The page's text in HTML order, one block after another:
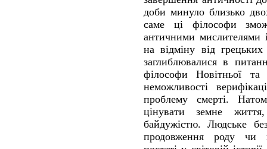
доби минуло близько
саме ці філософи
античними мислителями
на відміну від
заглиблювалися в
філософи Новітньої
неможливості
проблему смерті.
цінувати земне
байдужістю. Людське
продовження роду чи